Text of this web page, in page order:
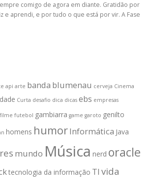
comigo de agora em diante. Gratidão por
e aprendi, e por tudo o que está por vir. A Fase
api arte banda blumenau cerveja Cinema
Curta desafio dica dicas ebs empresas
filme futebol gambiarra game garoto genilto
homens humorInformática Java
mundo Música nerd oracle
tecnologia da informação TI vida